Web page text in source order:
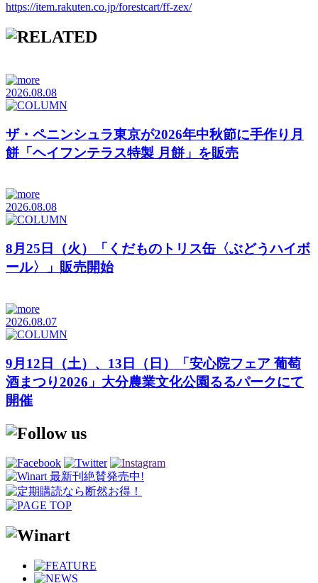
https://item.rakuten.co.jp/forestcart/ff-zex/
2026.08.08
ザ・ペニンシュラ東京が2026年中秋節に手作り月
餅「ヘイフンテラス特製 月餅」を販売
2026.08.08
8月25日（火）「くだものトリス缶〈ぶどうハイボ
ール〉」販売開始
2026.08.07
9月12日（土）、13日（日）「安心院フェア 葡萄
酒まつり2026」大分農業文化公園るるパークにて
開催